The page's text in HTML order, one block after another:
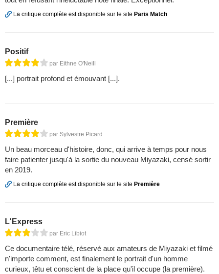
La critique complète est disponible sur le site Paris Match
Positif
par Eithne O'Neill
[...] portrait profond et émouvant [...].
Première
par Sylvestre Picard
Un beau morceau d'histoire, donc, qui arrive à temps pour nous
faire patienter jusqu'à la sortie du nouveau Miyazaki, censé sortir
en 2019.
La critique complète est disponible sur le site Première
L'Express
par Eric Libiot
Ce documentaire télé, réservé aux amateurs de Miyazaki et filmé
n'importe comment, est finalement le portrait d'un homme
curieux, têtu et conscient de la place qu'il occupe (la première).